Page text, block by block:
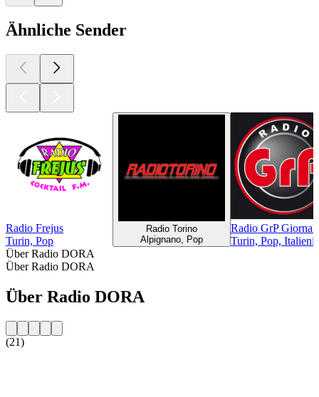
Ähnliche Sender
Radio Frejus
Turin, Pop
Radio Torino
Alpignano, Pop
Radio GrP
Turin, Pop,
Über Radio DORA
Über Radio DORA
Über Radio DORA
(21)